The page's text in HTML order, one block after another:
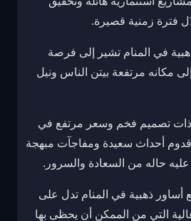
فترة زمنية قصيرة.
في المنام تشير إلى فرصة
إلى مكانه مرتفعة بيتن الناس ونيل
ذات تصميم فخم وسعر مرتفع في
قدوم أحداث سعيدة ومفاجآت مبهجة
حاله من السعادة والسرور.
أساور ذهبية في المنام تدل على
التي من الممكن أن يحظى بها